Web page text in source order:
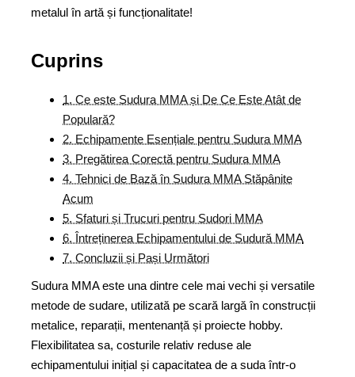
metalul în artă și funcționalitate!
Cuprins
1. Ce este Sudura MMA și De Ce Este Atât de
Populară?
2. Echipamente Esențiale pentru Sudura MMA
3. Pregătirea Corectă pentru Sudura MMA
4. Tehnici de Bază în Sudura MMA Stăpânite
Acum
5. Sfaturi și Trucuri pentru Sudori MMA
6. Întreținerea Echipamentului de Sudură MMA
7. Concluzii și Pași Următori
Sudura MMA este una dintre cele mai vechi și versatile
metode de sudare, utilizată pe scară largă în construcții
metalice, reparații, mentenanță și proiecte hobby.
Flexibilitatea sa, costurile relativ reduse ale
echipamentului inițial și capacitatea de a suda într-o